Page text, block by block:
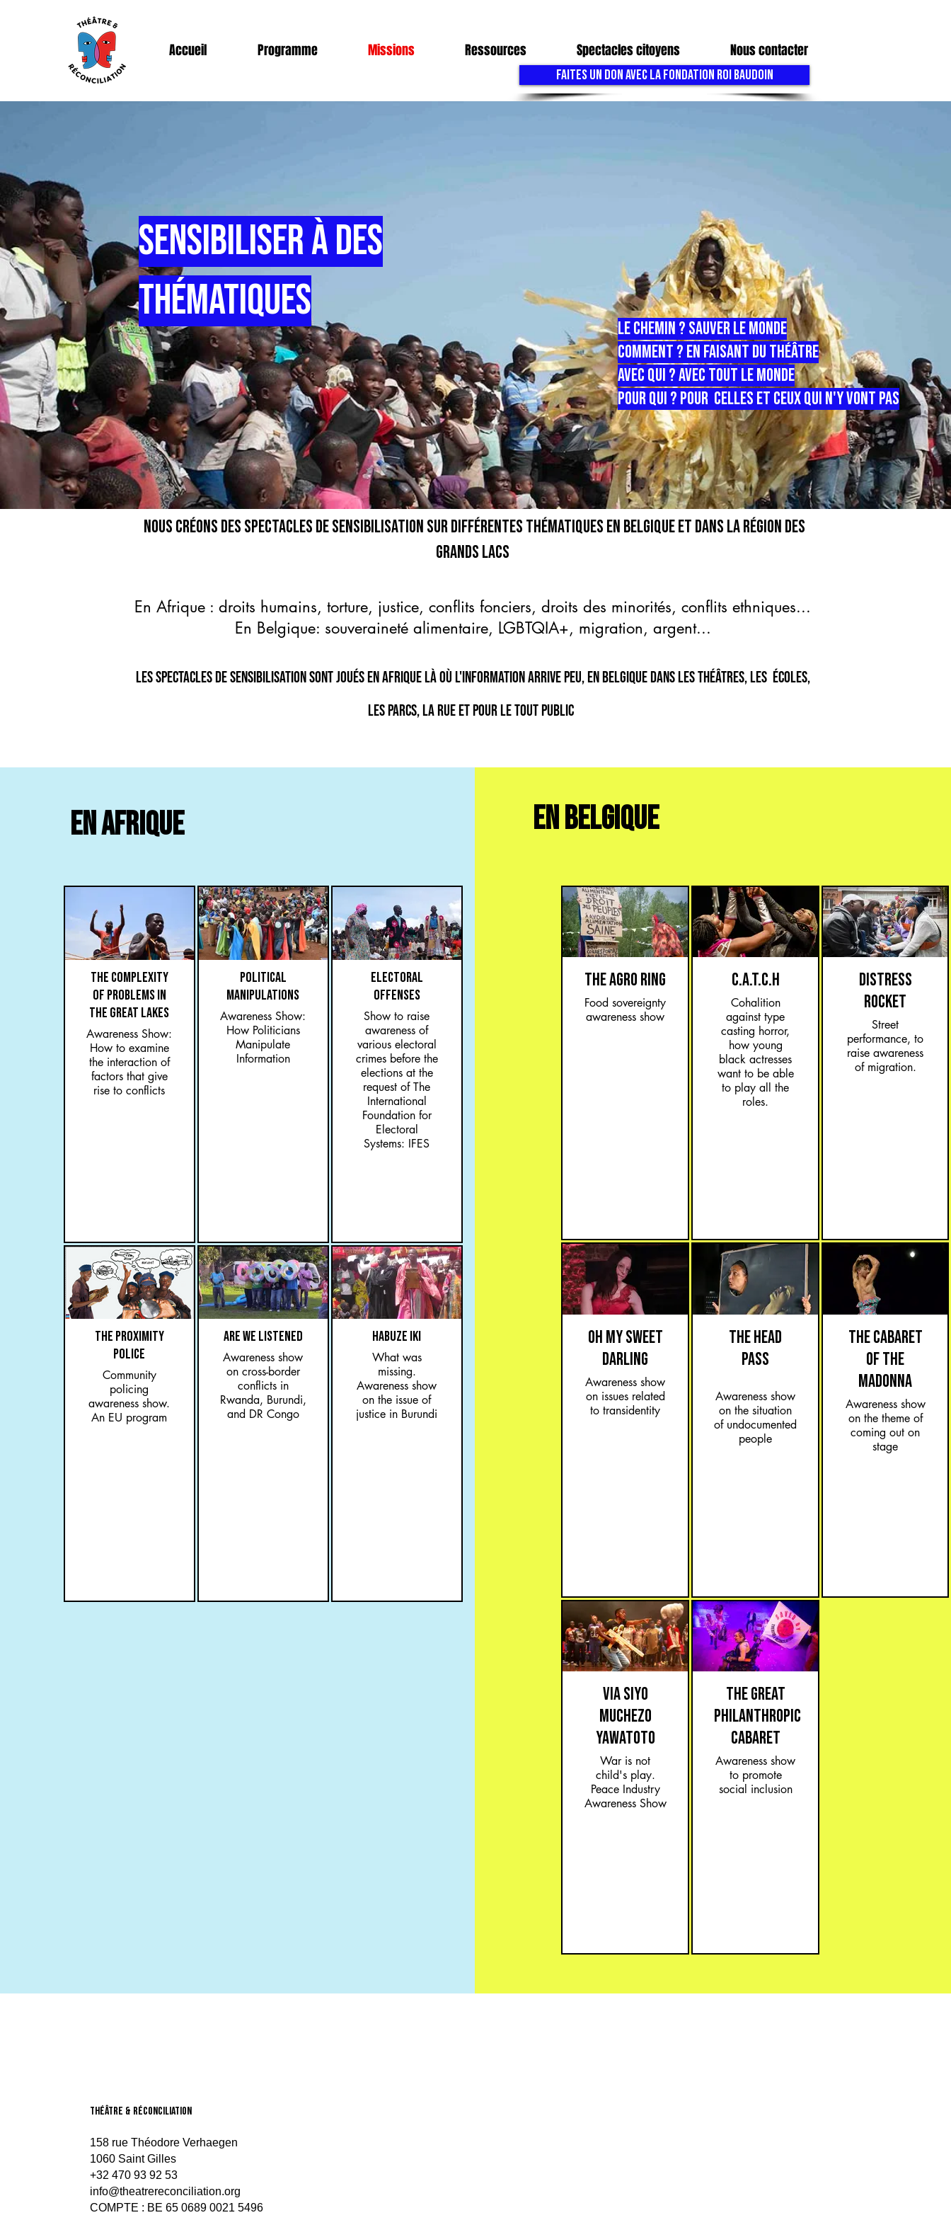
Accueil Programme Missions Ressources Spectacles citoyens Nous contacter
FAITES UN DON AVEC LA FONDATION ROI BAUDOIN
Nous créons des spectacles de sensibilisation sur différentes thématiques en belgique et dans la région des
grands lacs
En Afrique : droits humains, torture, justice, conflits fonciers, droits des minorités, conflits ethniques...
En Belgique: souveraineté alimentaire, LGBTQIA+, migration, argent...
Les spectacles de sensibilisation sont joués en Afrique là où l'information arrive peu, en Belgique dans les théâtres, les écoles,
les parcs, la rue et pour le tout public
sensibiliser à des
thématiques
Le chemin ? sauver le monde
Comment ? en faisant du théâtre
Avec qui ? avec tout le monde
Pour qui ? pour celles et ceux qui n'y vont pas
EN AFRIQUE
THE COMPLEXITY
OF PROBLEMS IN
THE GREAT LAKES
Awareness Show:
How to examine
the interaction of
factors that give
rise to conflicts
POLITICAL
MANIPULATIONS
Awareness Show:
How Politicians
Manipulate
Information
ELECTORAL
OFFENSES
Show to raise
awareness of
various electoral
crimes before the
elections at the
request of The
International
Foundation for
Electoral
Systems: IFES
THE PROXIMITY
POLICE
Community
policing
awareness show.
An EU program
ARE WE LISTENED
Awareness show
on cross-border
conflicts in
Rwanda, Burundi,
and DR Congo
HABUZE IKI
What was
missing.
Awareness show
on the issue of
justice in Burundi
EN BelgiQUE
THE AGRO RING
Food sovereignty
awareness show
C.A.T.C.H
Cohalition
against type
casting horror,
how young
black actresses
want to be able
to play all the
roles.
DISTRESS
ROCKET
Street
performance, to
raise awareness
of migration.
OH MY SWEET
DARLING
Awareness show
on issues related
to transidentity
THE HEAD
PASS
Awareness show
on the situation
of undocumented
people
THE CABARET
OF THE
MADONNA
Awareness show
on the theme of
coming out on
stage
VIA SIYO
MUCHEZO
YAWATOTO
War is not
child's play.
Peace Industry
Awareness Show
THE GREAT
PHILANTHROPIC
CABARET
Awareness show
to promote
social inclusion
théâtre & Réconciliation
158 rue Théodore Verhaegen
1060 Saint Gilles
+32 470 93 92 53
info@theatrereconciliation.org
COMPTE : BE 65 0689 0021 5496